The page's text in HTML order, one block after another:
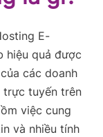
E-
hiệu quả được
các doanh
trực tuyến trên
việc cung
và nhiều tính